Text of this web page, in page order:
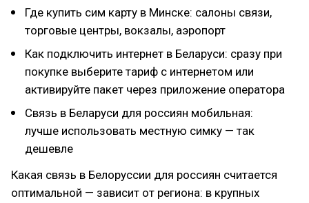
Где купить сим карту в Минске: салоны связи,
торговые центры, вокзалы, аэропорт
Как подключить интернет в Беларуси: сразу при
покупке выберите тариф с интернетом или
активируйте пакет через приложение оператора
Связь в Беларуси для россиян мобильная:
лучше использовать местную симку — так
дешевле
Какая связь в Белоруссии для россиян считается
оптимальной — зависит от региона: в крупных